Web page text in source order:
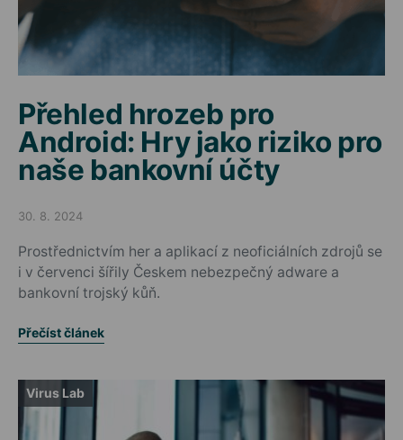
Přehled hrozeb pro
Android: Hry jako riziko pro
naše bankovní účty
Posted on
30. 8. 2024
Prostřednictvím her a aplikací z neoficiálních zdrojů se
i v červenci šířily Českem nebezpečný adware a
bankovní trojský kůň.
Přečíst článek
Virus Lab